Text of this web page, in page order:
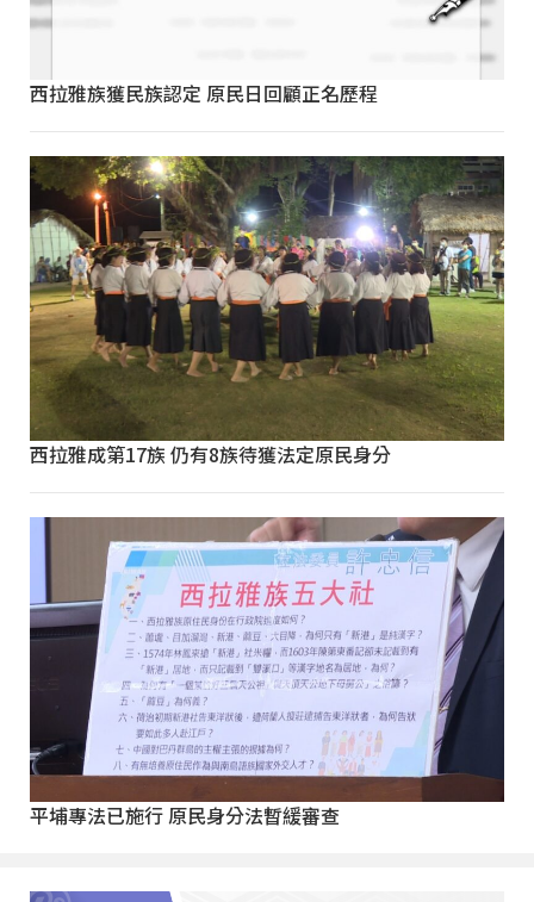
西拉雅族獲民族認定 原民日回顧正名歷程
西拉雅成第17族 仍有8族待獲法定原民身分
平埔專法已施行 原民身分法暫緩審查